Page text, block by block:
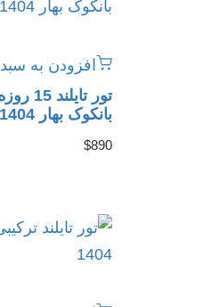
افزودن به
تور
بانکوک بهار 1404
$890